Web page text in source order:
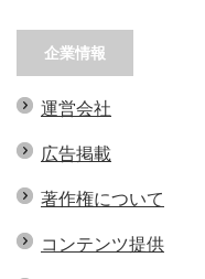
企業情報
運営会社
広告掲載
著作権について
コンテンツ提供